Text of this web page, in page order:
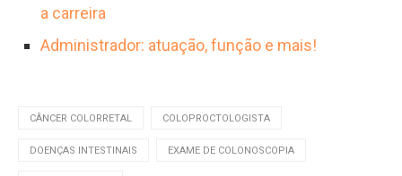
a carreira
Administrador: atuação, função e mais!
CÂNCER COLORRETAL COLOPROCTOLOGISTA
DOENÇAS INTESTINAIS EXAME DE COLONOSCOPIA